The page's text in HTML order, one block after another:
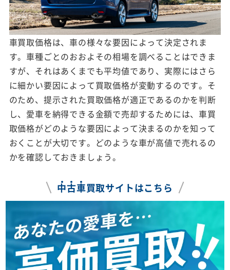
車買取価格は、車の様々な要因によって決定されま
す。車種ごとのおおよその相場を調べることはできま
すが、それはあくまでも平均値であり、実際にはさら
に細かい要因によって買取価格が変動するのです。そ
のため、提示された買取価格が適正であるのかを判断
し、愛車を納得できる金額で売却するためには、車買
取価格がどのような要因によって決まるのかを知って
おくことが大切です。どのような車が高値で売れるの
かを確認しておきましょう。
中古車買取サイトはこちら